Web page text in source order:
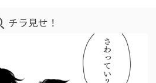
チラ見せ！